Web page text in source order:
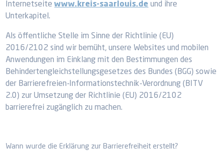
Internetseitewww.kreis-saarlouis.de und ihre
Unterkapitel.
Als öffentliche Stelle im Sinne der Richtlinie (EU)
2016/2102 sind wir bemüht, unsere Websites und mobilen
Anwendungen im Einklang mit den Bestimmungen des
Behindertengleichstellungsgesetzes des Bundes (BGG) sowie
der Barrierefreien-Informationstechnik-Verordnung (BITV
2.0) zur Umsetzung der Richtlinie (EU) 2016/2102
barrierefrei zugänglich zu machen.
Wann wurde die Erklärung zur Barrierefreiheit erstellt?